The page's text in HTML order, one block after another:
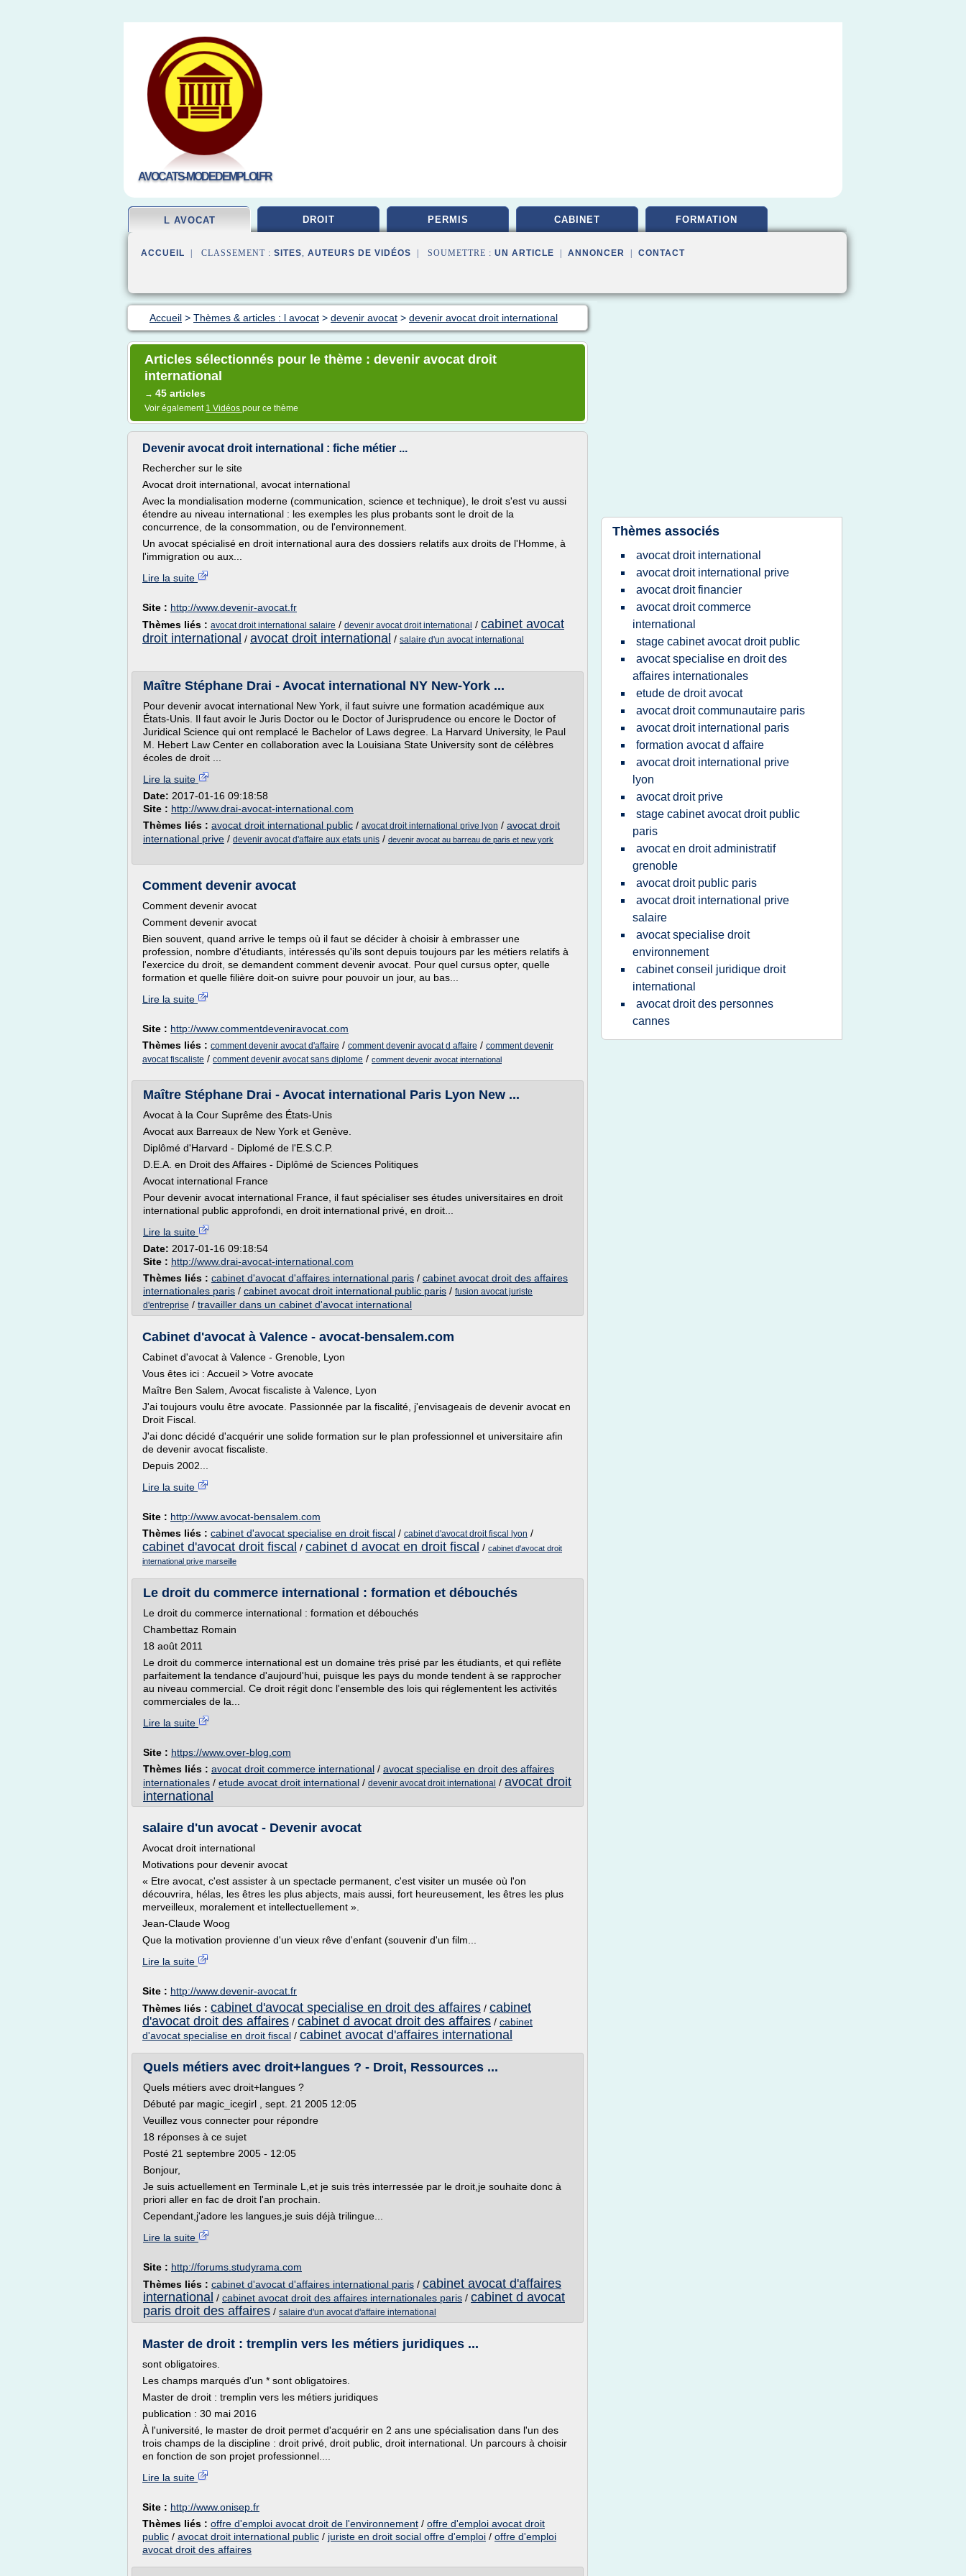
AVOCATS-MODEDEMPLOI.FR
L AVOCAT DROIT PERMIS CABINET FORMATION
ACCUEIL | CLASSEMENT : SITES, AUTEURS DE VIDÉOS | SOUMETTRE : UN ARTICLE ANNONCER CONTACT
Accueil > Thèmes & articles : l avocat > devenir avocat > devenir avocat droit international
Articles sélectionnés pour le thème : devenir avocat droit
international
→ 45 articles
Voir également 1 Vidéos pour ce thème
Devenir avocat droit international : fiche métier ...
Rechercher sur le site
Avocat droit international, avocat international
Avec la mondialisation moderne (communication, science et technique), le droit s'est vu aussi
étendre au niveau international : les exemples les plus probants sont le droit de la
concurrence, de la consommation, ou de l'environnement.
Un avocat spécialisé en droit international aura des dossiers relatifs aux droits de l'Homme, à
l'immigration ou aux...
Lire la suite
Site : http://www.devenir-avocat.fr
Thèmes liés : avocat droit international salaire / devenir avocat droit international / cabinet avocat
droit international / avocat droit international / salaire d'un avocat international
Maître Stéphane Drai - Avocat international NY New-York ...
Pour devenir avocat international New York, il faut suivre une formation académique aux
États-Unis. Il faut avoir le Juris Doctor ou le Doctor of Jurisprudence ou encore le Doctor of
Juridical Science qui ont remplacé le Bachelor of Laws degree. La Harvard University, le Paul
M. Hebert Law Center en collaboration avec la Louisiana State University sont de célèbres
écoles de droit ...
Lire la suite
Date: 2017-01-16 09:18:58
Site : http://www.drai-avocat-international.com
Thèmes liés : avocat droit international public / avocat droit international prive lyon / avocat droit
international prive / devenir avocat d'affaire aux etats unis / devenir avocat au barreau de paris et new york
Comment devenir avocat
Comment devenir avocat
Comment devenir avocat
Bien souvent, quand arrive le temps où il faut se décider à choisir à embrasser une
profession, nombre d'étudiants, intéressés qu'ils sont depuis toujours par les métiers relatifs à
l'exercice du droit, se demandent comment devenir avocat. Pour quel cursus opter, quelle
formation et quelle filière doit-on suivre pour pouvoir un jour, au bas...
Lire la suite
Site : http://www.commentdeveniravocat.com
Thèmes liés : comment devenir avocat d'affaire / comment devenir avocat d affaire / comment devenir
avocat fiscaliste / comment devenir avocat sans diplome / comment devenir avocat international
Maître Stéphane Drai - Avocat international Paris Lyon New ...
Avocat à la Cour Suprême des États-Unis
Avocat aux Barreaux de New York et Genève.
Diplômé d'Harvard - Diplomé de l'E.S.C.P.
D.E.A. en Droit des Affaires - Diplômé de Sciences Politiques
Avocat international France
Pour devenir avocat international France, il faut spécialiser ses études universitaires en droit
international public approfondi, en droit international privé, en droit...
Lire la suite
Date: 2017-01-16 09:18:54
Site : http://www.drai-avocat-international.com
Thèmes liés : cabinet d'avocat d'affaires international paris / cabinet avocat droit des affaires
internationales paris / cabinet avocat droit international public paris / fusion avocat juriste
d'entreprise / travailler dans un cabinet d'avocat international
Cabinet d'avocat à Valence - avocat-bensalem.com
Cabinet d'avocat à Valence - Grenoble, Lyon
Vous êtes ici : Accueil > Votre avocate
Maître Ben Salem, Avocat fiscaliste à Valence, Lyon
J'ai toujours voulu être avocate. Passionnée par la fiscalité, j'envisageais de devenir avocat en
Droit Fiscal.
J'ai donc décidé d'acquérir une solide formation sur le plan professionnel et universitaire afin
de devenir avocat fiscaliste.
Depuis 2002...
Lire la suite
Site : http://www.avocat-bensalem.com
Thèmes liés : cabinet d'avocat specialise en droit fiscal / cabinet d'avocat droit fiscal lyon /
cabinet d'avocat droit fiscal / cabinet d avocat en droit fiscal / cabinet d'avocat droit
international prive marseille
Le droit du commerce international : formation et débouchés
Le droit du commerce international : formation et débouchés
Chambettaz Romain
18 août 2011
Le droit du commerce international est un domaine très prisé par les étudiants, et qui reflète
parfaitement la tendance d'aujourd'hui, puisque les pays du monde tendent à se rapprocher
au niveau commercial. Ce droit régit donc l'ensemble des lois qui réglementent les activités
commerciales de la...
Lire la suite
Site : https://www.over-blog.com
Thèmes liés : avocat droit commerce international / avocat specialise en droit des affaires
internationales / etude avocat droit international / devenir avocat droit international / avocat droit
international
salaire d'un avocat - Devenir avocat
Avocat droit international
Motivations pour devenir avocat
« Etre avocat, c'est assister à un spectacle permanent, c'est visiter un musée où l'on
découvrira, hélas, les êtres les plus abjects, mais aussi, fort heureusement, les êtres les plus
merveilleux, moralement et intellectuellement ».
Jean-Claude Woog
Que la motivation provienne d'un vieux rêve d'enfant (souvenir d'un film...
Lire la suite
Site : http://www.devenir-avocat.fr
Thèmes liés : cabinet d'avocat specialise en droit des affaires / cabinet
d'avocat droit des affaires / cabinet d avocat droit des affaires / cabinet
d'avocat specialise en droit fiscal / cabinet avocat d'affaires international
Quels métiers avec droit+langues ? - Droit, Ressources ...
Quels métiers avec droit+langues ?
Débuté par magic_icegirl , sept. 21 2005 12:05
Veuillez vous connecter pour répondre
18 réponses à ce sujet
Posté 21 septembre 2005 - 12:05
Bonjour,
Je suis actuellement en Terminale L,et je suis très interressée par le droit,je souhaite donc à
priori aller en fac de droit l'an prochain.
Cependant,j'adore les langues,je suis déjà trilingue...
Lire la suite
Site : http://forums.studyrama.com
Thèmes liés : cabinet d'avocat d'affaires international paris / cabinet avocat d'affaires
international / cabinet avocat droit des affaires internationales paris / cabinet d avocat
paris droit des affaires / salaire d'un avocat d'affaire international
Master de droit : tremplin vers les métiers juridiques ...
sont obligatoires.
Les champs marqués d'un * sont obligatoires.
Master de droit : tremplin vers les métiers juridiques
publication : 30 mai 2016
À l'université, le master de droit permet d'acquérir en 2 ans une spécialisation dans l'un des
trois champs de la discipline : droit privé, droit public, droit international. Un parcours à choisir
en fonction de son projet professionnel....
Lire la suite
Site : http://www.onisep.fr
Thèmes liés : offre d'emploi avocat droit de l'environnement / offre d'emploi avocat droit
public / avocat droit international public / juriste en droit social offre d'emploi / offre d'emploi
avocat droit des affaires
Thèmes associés
avocat droit international
avocat droit international prive
avocat droit financier
avocat droit commerce
international
stage cabinet avocat droit public
avocat specialise en droit des
affaires internationales
etude de droit avocat
avocat droit communautaire paris
avocat droit international paris
formation avocat d affaire
avocat droit international prive
lyon
avocat droit prive
stage cabinet avocat droit public
paris
avocat en droit administratif
grenoble
avocat droit public paris
avocat droit international prive
salaire
avocat specialise droit
environnement
cabinet conseil juridique droit
international
avocat droit des personnes
cannes